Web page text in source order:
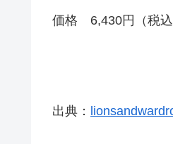
価格 6,430円（税込
出典：